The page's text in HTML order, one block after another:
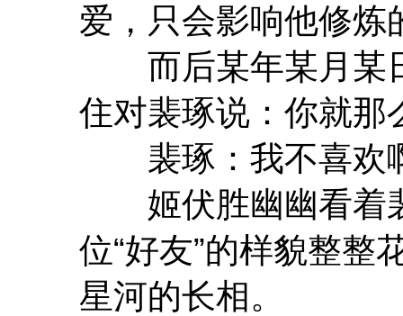
爱，只会影响他修炼
而后某年某月某
住对裴琢说：你就那
裴琢：我不喜欢
姬伏胜幽幽看着
位“好友”的样貌整整
星河的长相。